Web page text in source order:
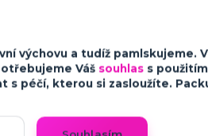
a moderních designů po
výchovu a tudíž pamlskujeme.
Váš souhlas s
s péčí, kterou si zasloužíte.